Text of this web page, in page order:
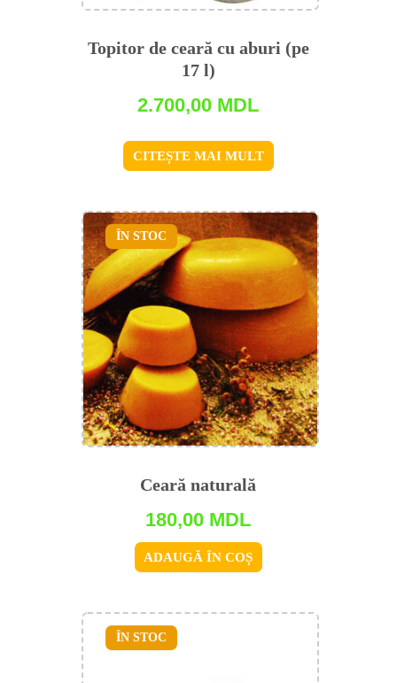
Topitor de ceară cu aburi (pe
17 l)
2.700,00 MDL
CITEȘTE MAI MULT
Ceară naturală
180,00 MDL
ADAUGĂ ÎN COȘ
ÎN STOC
ÎN STOC